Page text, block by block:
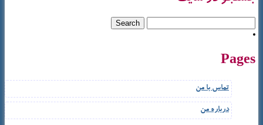
Pages
تماس با من
درباره من